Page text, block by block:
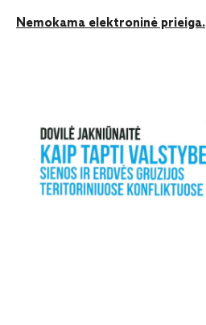
Nemokama elektroninė prieiga.